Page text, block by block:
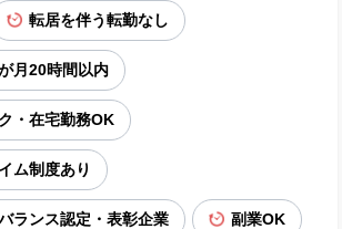
転居を伴う転勤なし
月20時間以内
・在宅勤務OK
ム制度あり
ランス認定・表彰企業 副業OK